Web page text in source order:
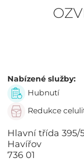
Nabízené služby:
Hubnutí
Redukce
Hlavní třída 395/
Havířov
736 01